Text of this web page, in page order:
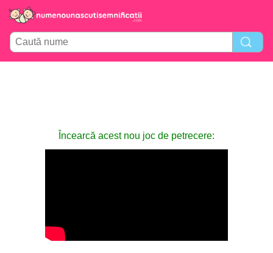
Încearcă acest nou joc de petrecere: